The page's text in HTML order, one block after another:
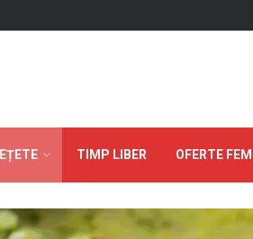
TIMP LIBER OFERTE